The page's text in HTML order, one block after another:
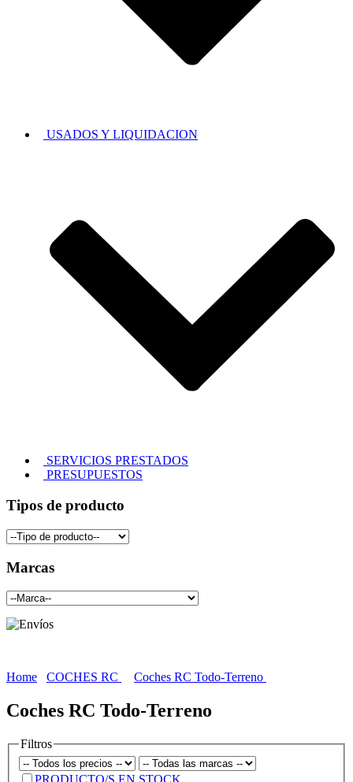
USADOS Y LIQUIDACION
SERVICIOS PRESTADOS
PRESUPUESTOS
Tipos de producto
Marcas
Home COCHES RC Coches RC Todo-Terreno
Coches RC Todo-Terreno
Filtros
PRODUCTO/S EN STOCK